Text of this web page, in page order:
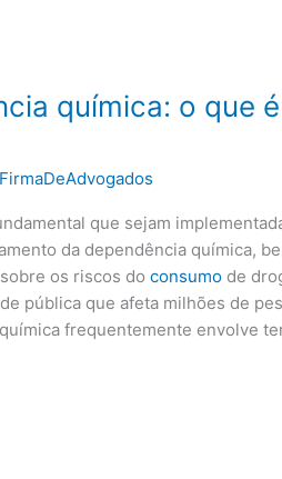
química: o que
FirmaDeAdvogados
que sejam
da dependência química,
os riscos doconsumo de
pública que afeta milhões de
frequentemente envolve